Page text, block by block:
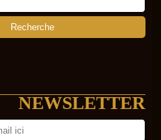
NEWSLETTER